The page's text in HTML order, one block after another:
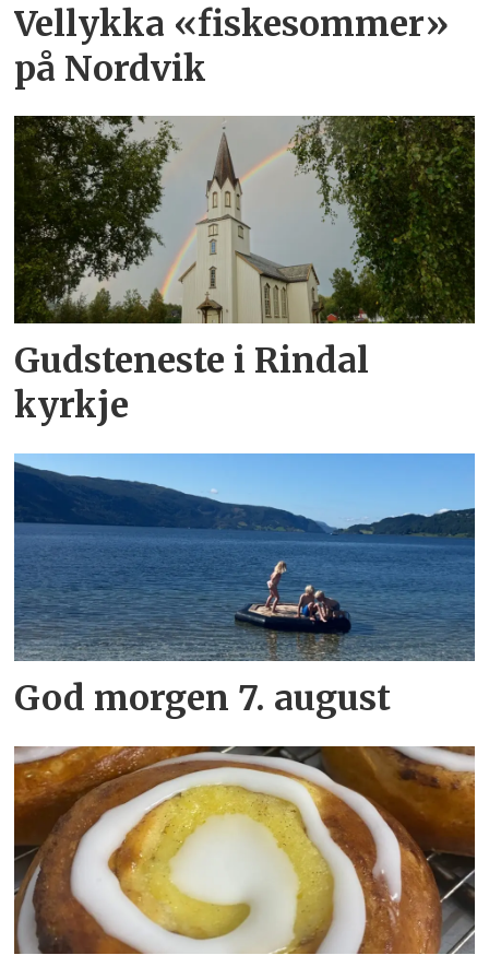
Vellykka «fiskesommer»
på Nordvik
Gudsteneste i Rindal
kyrkje
God morgen 7. august